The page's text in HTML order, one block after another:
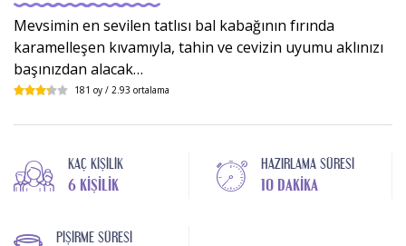
Mevsimin en sevilen tatlısı bal kabağının fırında
karamelleşen kıvamıyla, tahin ve cevizin uyumu aklınızı
başınızdan alacak…
181 oy / 2.93 ortalama
KAÇ KIŞILIK
6 KIŞILIK
HAZIRLAMA SÜRESI
10 DAKIKA
PIŞIRME SÜRESI